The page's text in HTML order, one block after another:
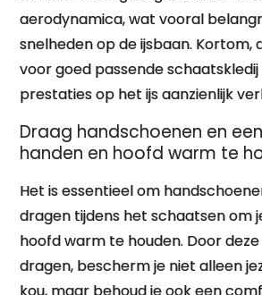
aerodynamica, wat vooral
snelheden op de ijsbaan. Kortom,
voor goed passende schaatskledij
prestaties op het ijs aanzienlijk
Draag handschoenen en
handen en hoofd warm te
Het is essentieel om
dragen tijdens het schaatsen om
hoofd warm te houden. Door
dragen, bescherm je niet alleen